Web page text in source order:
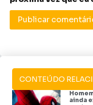
CONTEÚDO
ainda